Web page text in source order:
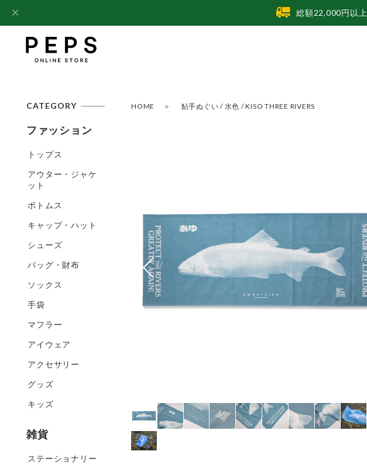
総額22,000円以
HOME 鮎手ぬぐい / 水色 / KISO THREE RIVERS
CATEGORY
ファッション
トップス
アウター・ジャケ
ット
ボトムス
キャップ・ハット
シューズ
バッグ・財布
ソックス
手袋
マフラー
アイウェア
アクセサリー
グッズ
キッズ
雑貨
ステーショナリー